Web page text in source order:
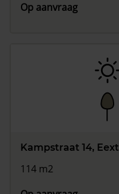
Op aanvraag
Kampstraat 14, Eext
114 m2